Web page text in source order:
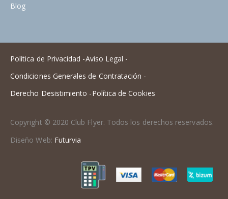
Blog
Política de Privacidad -Aviso Legal -
Condiciones Generales de Contratación -
Derecho Desistimiento -Política de Cookies
Copyright © 2020 Club Flyer. Todos los derechos reservados.
Diseño Web: Futurvia